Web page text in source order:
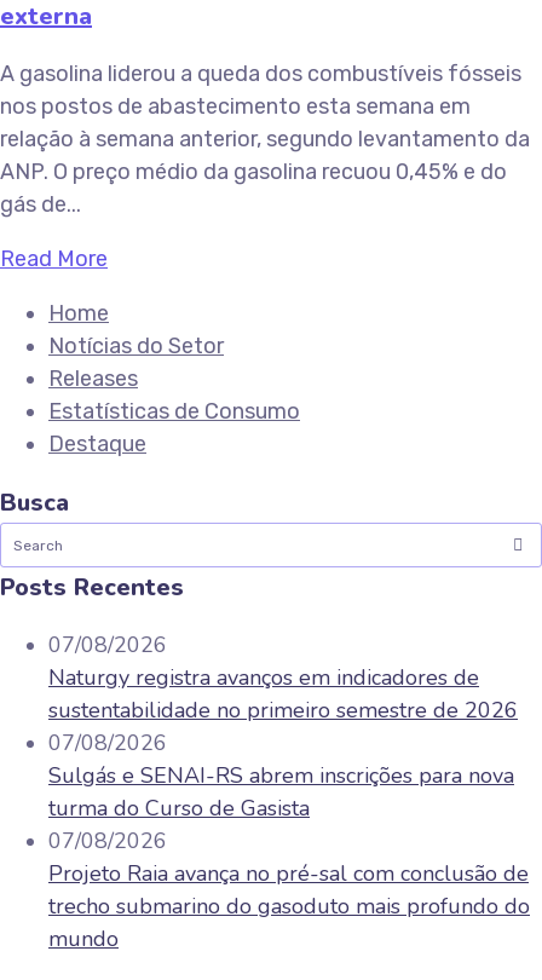
externa
A gasolina liderou a queda dos combustíveis fósseis
nos postos de abastecimento esta semana em
relação à semana anterior, segundo levantamento da
ANP. O preço médio da gasolina recuou 0,45% e do
gás de...
Read More
Home
Notícias do Setor
Releases
Estatísticas de Consumo
Destaque
Busca
Posts Recentes
07/08/2026
Naturgy registra avanços em indicadores de
sustentabilidade no primeiro semestre de 2026
07/08/2026
Sulgás e SENAI-RS abrem inscrições para nova
turma do Curso de Gasista
07/08/2026
Projeto Raia avança no pré-sal com conclusão de
trecho submarino do gasoduto mais profundo do
mundo